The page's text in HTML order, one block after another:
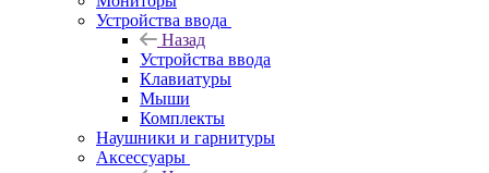
Устройства ввода
Назад
Устройства ввода
Клавиатуры
Мыши
Комплекты
Наушники и гарнитуры
Аксессуары